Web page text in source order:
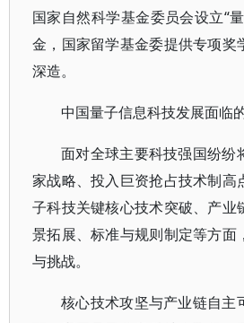
国家自然科学基金委员会设立“
金，国家留学基金委提供专项奖
深造。
中国量子信息科技发展面临
面对全球主要科技强国纷纷
家战略、投入巨资抢占技术制高
子科技关键核心技术突破、产业
景拓展、标准与规则制定等方面
与挑战。
核心技术攻坚与产业链自主